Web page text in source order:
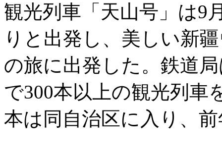
観光列車「天山号」は9
りと出発し、美しい新
の旅に出発した。鉄道
で300本以上の観光列車
本は同自治区に入り、